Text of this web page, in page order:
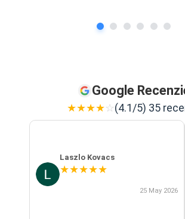
Google
★★★★☆(4.1/5) 35
Laszlo Kovacs
★★★★★
25 May 2026